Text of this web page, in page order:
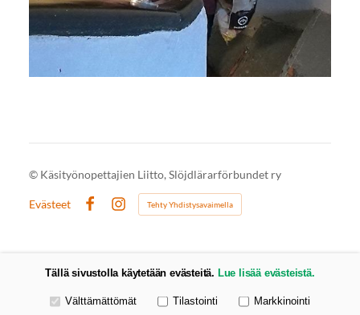
© Käsityönopettajien Liitto, Slöjdlärarförbundet ry
Evästeet
Instagram
Tehty Yhdistysavaimella
Tällä sivustolla käytetään evästeitä. Lue lisää evästeistä.
Valitse käytettävät evästeet
Välttämättömät Tilastointi Markkinointi